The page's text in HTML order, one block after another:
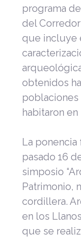
programa
del
que incluye
obtenidos
poblaciones
habitaron en
La
pasado 16
simposio
Patrimonio,
cordillera.
en los
que se